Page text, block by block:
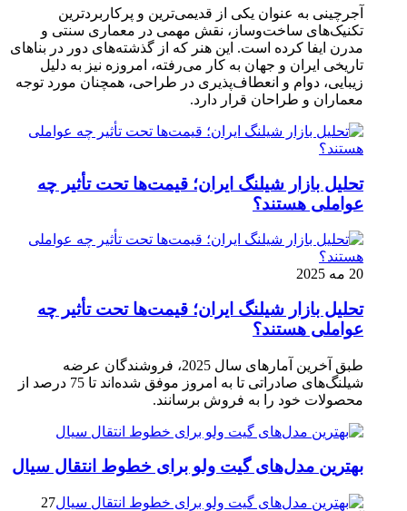
آجرچینی به عنوان یکی از قدیمی‌ترین و پرکاربردترین
تکنیک‌های ساخت‌وساز، نقش مهمی در معماری سنتی و
مدرن ایفا کرده است. این هنر که از گذشته‌های دور در بناهای
تاریخی ایران و جهان به کار می‌رفته، امروزه نیز به دلیل
زیبایی، دوام و انعطاف‌پذیری در طراحی، همچنان مورد توجه
معماران و طراحان قرار دارد.
تحلیل بازار شیلنگ ایران؛ قیمت‌ها تحت تأثیر چه
عواملی هستند؟
20 مه 2025
تحلیل بازار شیلنگ ایران؛ قیمت‌ها تحت تأثیر چه
عواملی هستند؟
طبق آخرین آمارهای سال 2025، فروشندگان عرضه
شیلنگ‌های صادراتی تا به امروز موفق شده‌اند تا 75 درصد از
محصولات خود را به فروش برسانند.
بهترین مدل‌های گیت ولو برای خطوط انتقال سیال
27